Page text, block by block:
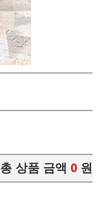
총 상품 금액 0 원